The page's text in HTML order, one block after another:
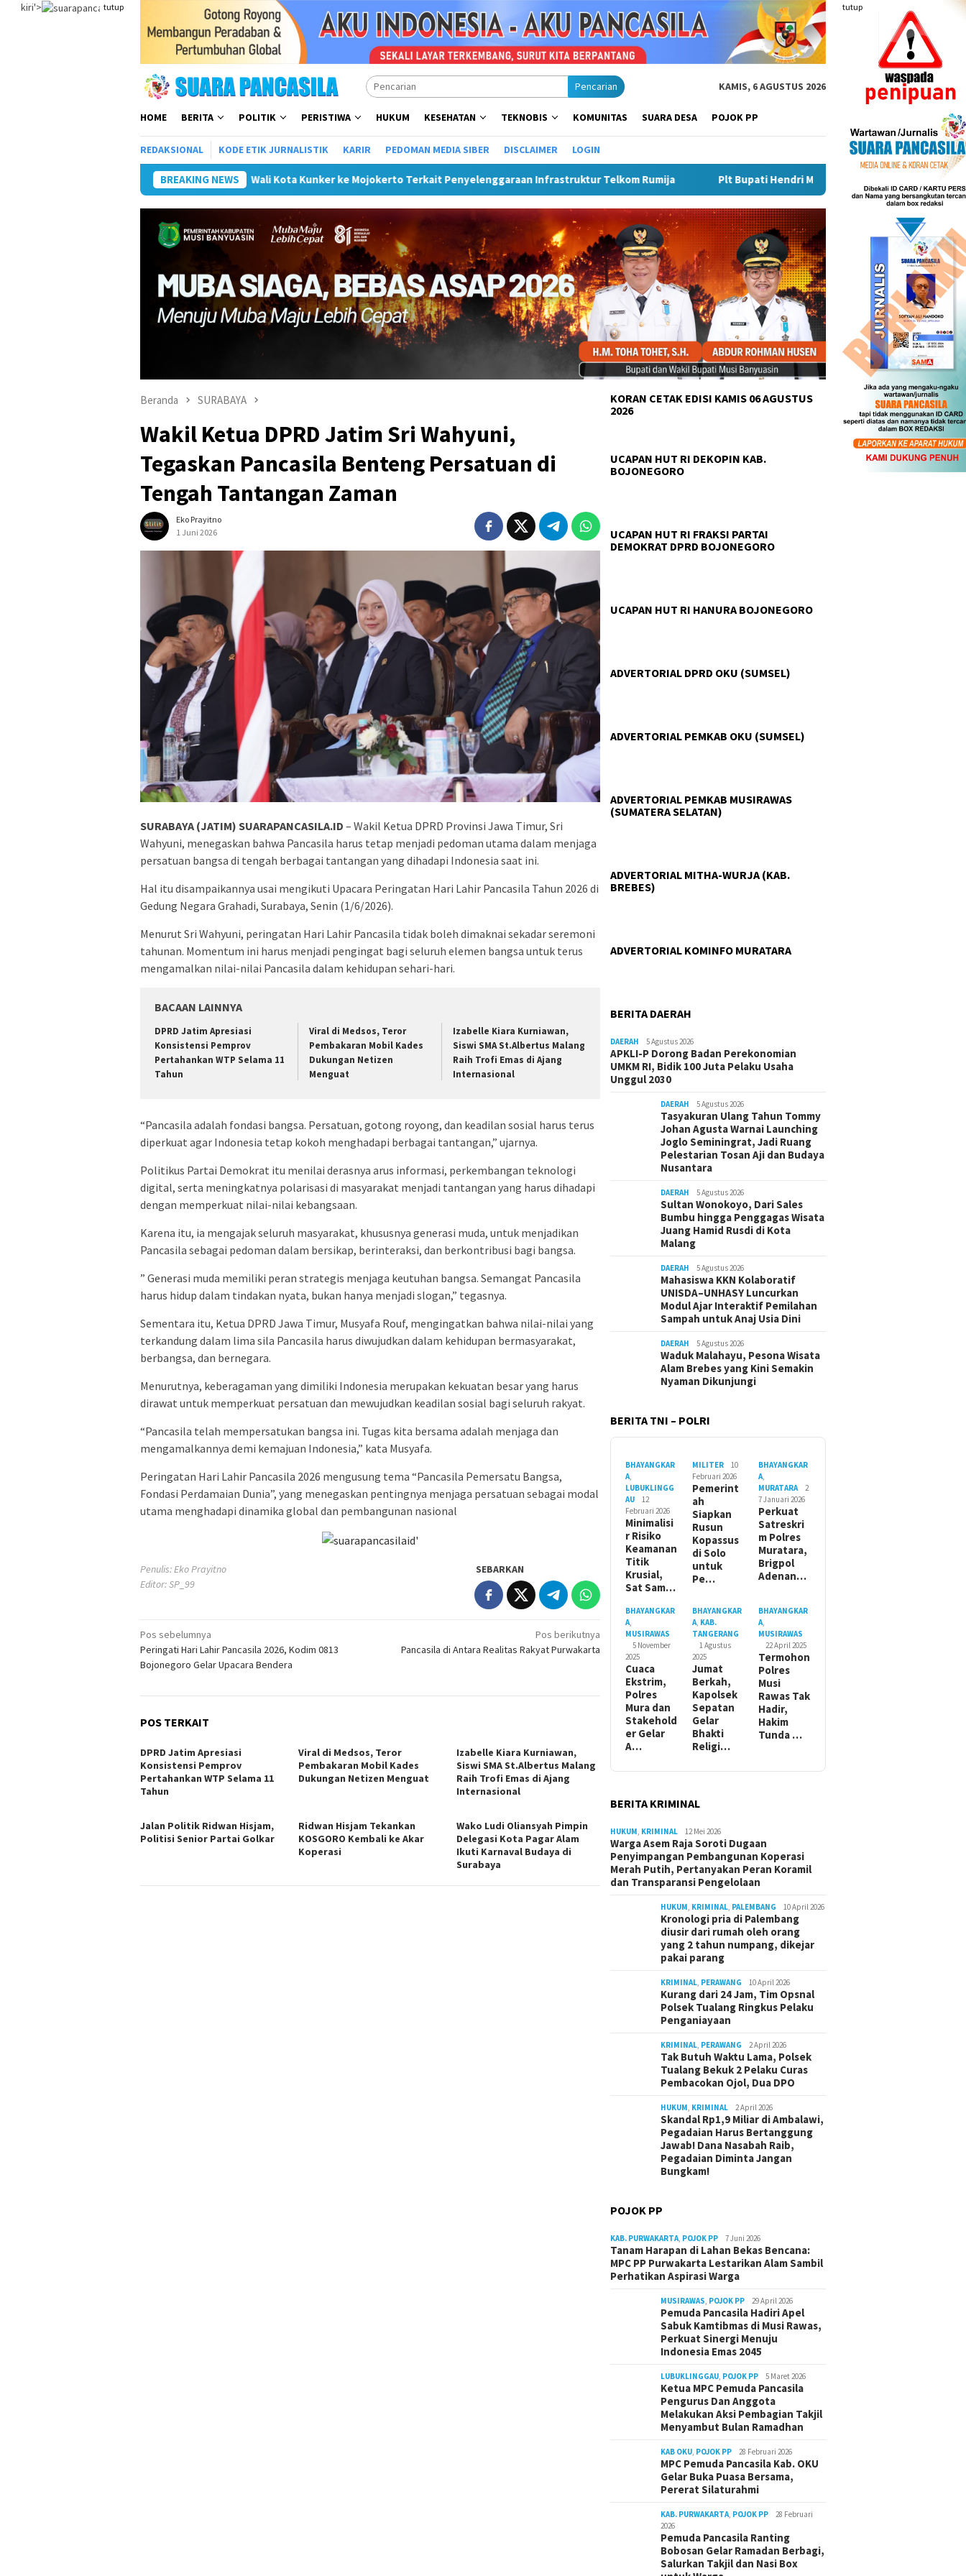
Loncat
tutup
kiri'> tutup
Pencarian KAMIS, 6 AGUSTUS 2026
HOME BERITA POLITIK PERISTIWA HUKUM KESEHATAN TEKNOBIS KOMUNITAS SUARA DESA POJOK PP
REDAKSIONAL KODE ETIK JURNALISTIK KARIR PEDOMAN MEDIA SIBER DISCLAIMER LOGIN
BREAKING NEWS
Wali Kota Kunker ke Mojokerto Terkait Penyelenggaraan Infrastruktur Telkom Rumija Plt Bupati Hendri Matangkan Gebyar Semarak Merah Putih, Siapkan
Beranda SURABAYA
Wakil Ketua DPRD Jatim Sri Wahyuni,
Tegaskan Pancasila Benteng Persatuan di
Tengah Tantangan Zaman
Eko Prayitno
1 Juni 2026
SURABAYA (JATIM) SUARAPANCASILA.ID – Wakil Ketua DPRD Provinsi Jawa Timur, Sri
Wahyuni, menegaskan bahwa Pancasila harus tetap menjadi pedoman utama dalam menjaga
persatuan bangsa di tengah berbagai tantangan yang dihadapi Indonesia saat ini.
Hal itu disampaikannya usai mengikuti Upacara Peringatan Hari Lahir Pancasila Tahun 2026 di
Gedung Negara Grahadi, Surabaya, Senin (1/6/2026).
Menurut Sri Wahyuni, peringatan Hari Lahir Pancasila tidak boleh dimaknai sekadar seremoni
tahunan. Momentum ini harus menjadi pengingat bagi seluruh elemen bangsa untuk terus
mengamalkan nilai-nilai Pancasila dalam kehidupan sehari-hari.
BACAAN LAINNYA
DPRD Jatim Apresiasi
Konsistensi Pemprov
Pertahankan WTP Selama 11
Tahun
Viral di Medsos, Teror
Pembakaran Mobil Kades
Dukungan Netizen
Menguat
Izabelle Kiara Kurniawan,
Siswi SMA St.Albertus Malang
Raih Trofi Emas di Ajang
Internasional
“Pancasila adalah fondasi bangsa. Persatuan, gotong royong, dan keadilan sosial harus terus
diperkuat agar Indonesia tetap kokoh menghadapi berbagai tantangan,” ujarnya.
Politikus Partai Demokrat itu menilai derasnya arus informasi, perkembangan teknologi
digital, serta meningkatnya polarisasi di masyarakat menjadi tantangan yang harus dihadapi
dengan memperkuat nilai-nilai kebangsaan.
Karena itu, ia mengajak seluruh masyarakat, khususnya generasi muda, untuk menjadikan
Pancasila sebagai pedoman dalam bersikap, berinteraksi, dan berkontribusi bagi bangsa.
” Generasi muda memiliki peran strategis menjaga keutuhan bangsa. Semangat Pancasila
harus hidup dalam tindakan nyata, bukan hanya menjadi slogan,” tegasnya.
Sementara itu, Ketua DPRD Jawa Timur, Musyafa Rouf, mengingatkan bahwa nilai-nilai yang
terkandung dalam lima sila Pancasila harus diwujudkan dalam kehidupan bermasyarakat,
berbangsa, dan bernegara.
Menurutnya, keberagaman yang dimiliki Indonesia merupakan kekuatan besar yang harus
dirawat untuk memperkuat persatuan dan mewujudkan keadilan sosial bagi seluruh rakyat.
“Pancasila telah mempersatukan bangsa ini. Tugas kita bersama adalah menjaga dan
mengamalkannya demi kemajuan Indonesia,” kata Musyafa.
Peringatan Hari Lahir Pancasila 2026 mengusung tema “Pancasila Pemersatu Bangsa,
Fondasi Perdamaian Dunia”, yang menegaskan pentingnya menjaga persatuan sebagai modal
utama menghadapi dinamika global dan pembangunan nasional
Penulis: Eko Prayitno
Editor: SP_99
SEBARKAN
Navigasi
pos
Pos sebelumnya
Peringati Hari Lahir Pancasila 2026, Kodim 0813
Bojonegoro Gelar Upacara Bendera
Pos berikutnya
Pancasila di Antara Realitas Rakyat Purwakarta
POS TERKAIT
DPRD Jatim Apresiasi
Konsistensi Pemprov
Pertahankan WTP Selama 11
Tahun
Viral di Medsos, Teror
Pembakaran Mobil Kades
Dukungan Netizen Menguat
Izabelle Kiara Kurniawan,
Siswi SMA St.Albertus Malang
Raih Trofi Emas di Ajang
Internasional
Jalan Politik Ridwan Hisjam,
Politisi Senior Partai Golkar
Ridwan Hisjam Tekankan
KOSGORO Kembali ke Akar
Koperasi
Wako Ludi Oliansyah Pimpin
Delegasi Kota Pagar Alam
Ikuti Karnaval Budaya di
Surabaya
KORAN CETAK EDISI KAMIS 06 AGUSTUS
2026
UCAPAN HUT RI DEKOPIN KAB.
BOJONEGORO
UCAPAN HUT RI FRAKSI PARTAI
DEMOKRAT DPRD BOJONEGORO
UCAPAN HUT RI HANURA BOJONEGORO
ADVERTORIAL DPRD OKU (SUMSEL)
ADVERTORIAL PEMKAB OKU (SUMSEL)
ADVERTORIAL PEMKAB MUSIRAWAS
(SUMATERA SELATAN)
ADVERTORIAL MITHA-WURJA (KAB.
BREBES)
ADVERTORIAL KOMINFO MURATARA
BERITA DAERAH
DAERAH 5 Agustus 2026
APKLI-P Dorong Badan Perekonomian
UMKM RI, Bidik 100 Juta Pelaku Usaha
Unggul 2030
DAERAH 5 Agustus 2026
Tasyakuran Ulang Tahun Tommy
Johan Agusta Warnai Launching
Joglo Seminingrat, Jadi Ruang
Pelestarian Tosan Aji dan Budaya
Nusantara
DAERAH 5 Agustus 2026
Sultan Wonokoyo, Dari Sales
Bumbu hingga Penggagas Wisata
Juang Hamid Rusdi di Kota
Malang
DAERAH 5 Agustus 2026
Mahasiswa KKN Kolaboratif
UNISDA–UNHASY Luncurkan
Modul Ajar Interaktif Pemilahan
Sampah untuk Anaj Usia Dini
DAERAH 5 Agustus 2026
Waduk Malahayu, Pesona Wisata
Alam Brebes yang Kini Semakin
Nyaman Dikunjungi
BERITA TNI – POLRI
BHAYANGKAR
A,
LUBUKLINGG
AU
12
Februari 2026
Minimalisi
r Risiko
Keamanan
Titik
Krusial,
Sat Sam…
MILITER
10
Februari 2026
Pemerint
ah
Siapkan
Rusun
Kopassus
di Solo
untuk
Pe…
BHAYANGKAR
A,
MURATARA
2
7 Januari 2026
Perkuat
Satreskri
m Polres
Muratara,
Brigpol
Adenan…
BHAYANGKAR
A,
MUSIRAWAS
5 November
2025
Cuaca
Ekstrim,
Polres
Mura dan
Stakehold
er Gelar
A…
BHAYANGKAR
A, KAB.
TANGERANG
1 Agustus
2025
Jumat
Berkah,
Kapolsek
Sepatan
Gelar
Bhakti
Religi…
BHAYANGKAR
A,
MUSIRAWAS
22 April 2025
Termohon
Polres
Musi
Rawas Tak
Hadir,
Hakim
Tunda …
BERITA KRIMINAL
HUKUM, KRIMINAL 12 Mei 2026
Warga Asem Raja Soroti Dugaan
Penyimpangan Pembangunan Koperasi
Merah Putih, Pertanyakan Peran Koramil
dan Transparansi Pengelolaan
HUKUM, KRIMINAL, PALEMBANG 10 April 2026
Kronologi pria di Palembang
diusir dari rumah oleh orang
yang 2 tahun numpang, dikejar
pakai parang
KRIMINAL, PERAWANG 10 April 2026
Kurang dari 24 Jam, Tim Opsnal
Polsek Tualang Ringkus Pelaku
Penganiayaan
KRIMINAL, PERAWANG 2 April 2026
Tak Butuh Waktu Lama, Polsek
Tualang Bekuk 2 Pelaku Curas
Pembacokan Ojol, Dua DPO
HUKUM, KRIMINAL 2 April 2026
Skandal Rp1,9 Miliar di Ambalawi,
Pegadaian Harus Bertanggung
Jawab! Dana Nasabah Raib,
Pegadaian Diminta Jangan
Bungkam!
POJOK PP
KAB. PURWAKARTA, POJOK PP 7 Juni 2026
Tanam Harapan di Lahan Bekas Bencana:
MPC PP Purwakarta Lestarikan Alam Sambil
Perhatikan Aspirasi Warga
MUSIRAWAS, POJOK PP 29 April 2026
Pemuda Pancasila Hadiri Apel
Sabuk Kamtibmas di Musi Rawas,
Perkuat Sinergi Menuju
Indonesia Emas 2045
LUBUKLINGGAU, POJOK PP 5 Maret 2026
Ketua MPC Pemuda Pancasila
Pengurus Dan Anggota
Melakukan Aksi Pembagian Takjil
Menyambut Bulan Ramadhan
KAB OKU, POJOK PP 28 Februari 2026
MPC Pemuda Pancasila Kab. OKU
Gelar Buka Puasa Bersama,
Pererat Silaturahmi
KAB. PURWAKARTA, POJOK PP
28 Februari
2026
Pemuda Pancasila Ranting
Bobosan Gelar Ramadan Berbagi,
Salurkan Takjil dan Nasi Box